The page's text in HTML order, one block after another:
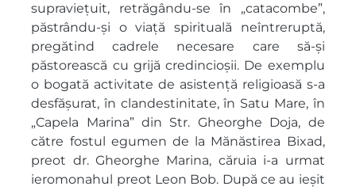
supraviețuit, retrăgându-se în „catacombe”,
păstrându-și o viață spirituală neîntreruptă,
pregătind cadrele necesare care să-și
păstorească cu grijă credincioșii. De exemplu
o bogată activitate de asistență religioasă s-a
desfășurat, în clandestinitate, în Satu Mare, în
„Capela Marina” din Str. Gheorghe Doja, de
către fostul egumen de la Mănăstirea Bixad,
preot dr. Gheorghe Marina, căruia i-a urmat
ieromonahul preot Leon Bob. După ce au ieșit